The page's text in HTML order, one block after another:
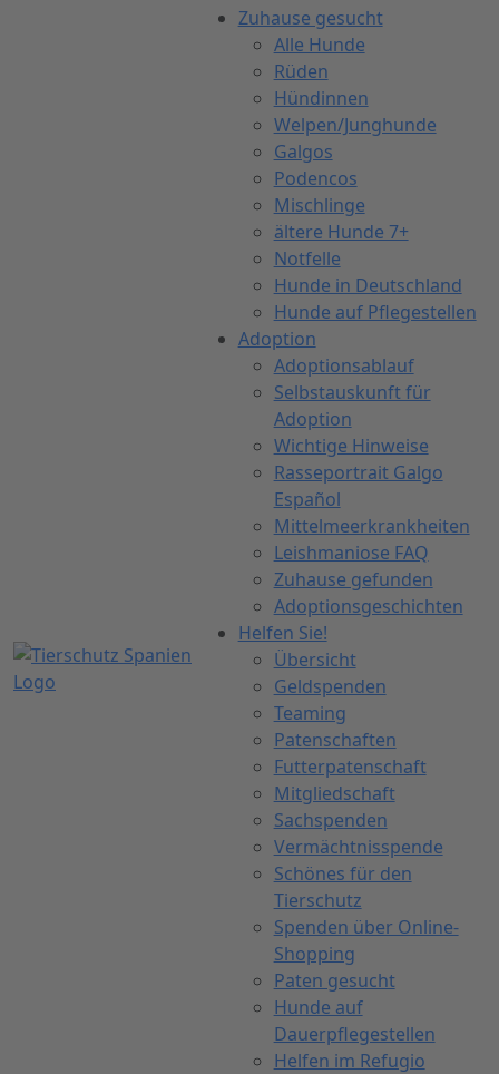
Zuhause gesucht
Alle Hunde
Rüden
Hündinnen
Welpen/Junghunde
Galgos
Podencos
Mischlinge
ältere Hunde 7+
Notfelle
Hunde in Deutschland
Hunde auf Pflegestellen
Adoption
Adoptionsablauf
Selbstauskunft für
Adoption
Wichtige Hinweise
Rasseportrait Galgo
Español
Mittelmeerkrankheiten
Leishmaniose FAQ
Zuhause gefunden
Adoptionsgeschichten
Helfen Sie!
Übersicht
Geldspenden
Teaming
Patenschaften
Futterpatenschaft
Mitgliedschaft
Sachspenden
Vermächtnisspende
Schönes für den
Tierschutz
Spenden über Online-
Shopping
Paten gesucht
Hunde auf
Dauerpflegestellen
Helfen im Refugio